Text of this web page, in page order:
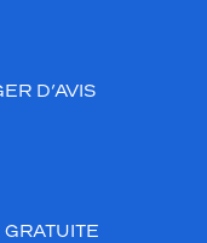
D’AVIS